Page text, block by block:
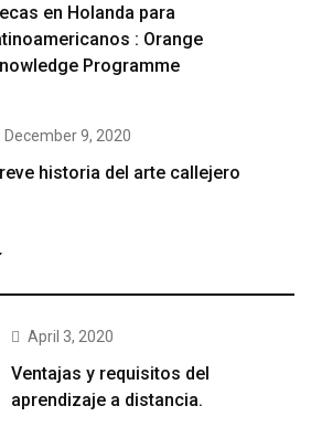
en Holanda para
: Orange
Programme
December 9, 2020
historia del arte callejero
April 3, 2020
Ventajas y requisitos del
aprendizaje a distancia.